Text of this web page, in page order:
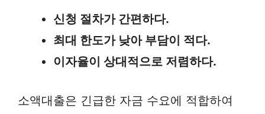
신청 절차가 간편하다.
최대 한도가 낮아 부담이 적다.
이자율이 상대적으로 저렴하다.
소액대출은 긴급한 자금 수요에 적합하여